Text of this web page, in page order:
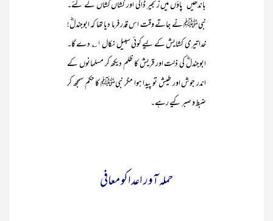
باندھیں‘ پاؤں میں زنجیر ڈالی اور کشاں کشاں لے گئے۔
نبیﷺ نے جاتے وقت اس قدر فرما دیا تھا کہ ابوجندلؓ!
خدا تیری کشایش کے لیے کوئی سبیل نکال ۱؎ دے گا۔
ابوجندلؓ کی ذلت اور قریش کا ظلم دیکھ کر مسلمانوں کے
اندر جوش اور طیش تو پیدا ہوا مگر نبیﷺ کا حکم سمجھ کر
ضبط و صبر کیے رہے۔
حملہ آور اعداکو معافی